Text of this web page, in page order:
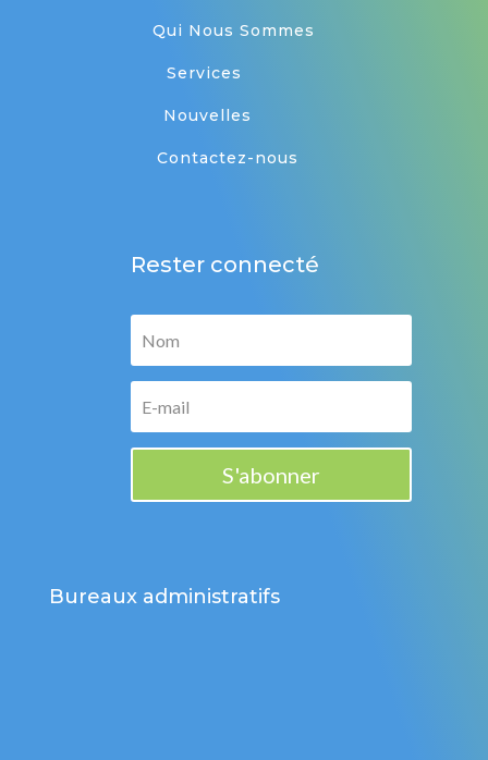
Qui Nous Sommes
Services
Nouvelles
Contactez-nous
Rester connecté
S'abonner
Bureaux administratifs